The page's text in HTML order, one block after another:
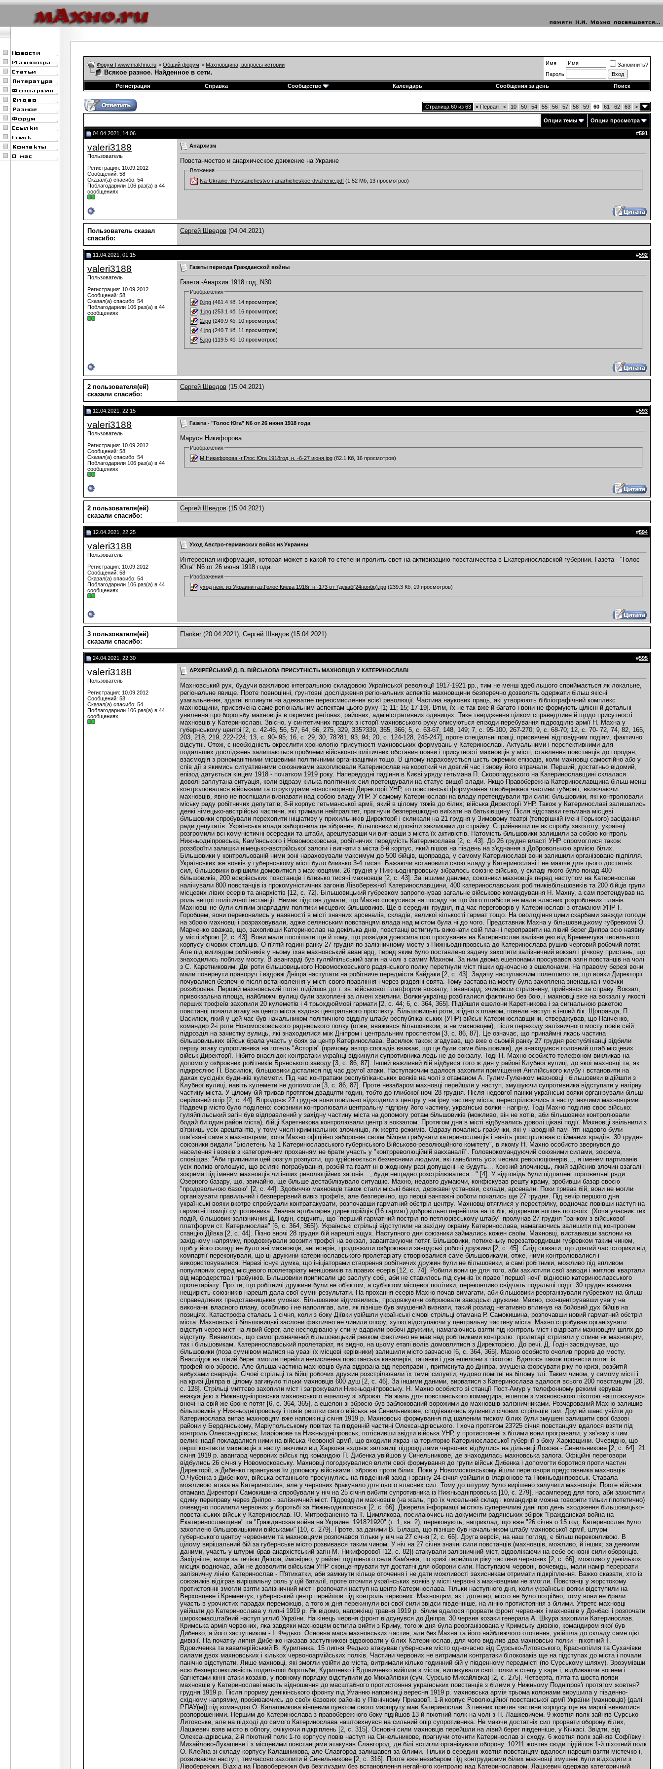
Форум | www.makhno.ru > Общий форум > Махновщина, вопросы истории
Всякое разное. Найденное в сети.
Имя
Запомнить?
Пароль
Регистрация
Справка Сообщество Календарь Сообщения за день Поиск
Страница 60 из 63 « Первая < 10 50 54 55 56 57 58 59 60 61 62 63 >
Опции темы Опции просмотра
04.04.2021, 14:06 #591
valeri3188
Пользователь
Регистрация: 10.09.2012
Сообщений: 58
Сказал(а) спасибо: 54
Поблагодарили 106 раз(а) в 44
сообщениях
Анархизм
Повстанчество и анархическое движение на Украине
Вложения
Na-Ukraine.-Povstanchestvo-i-anarhicheskoe-dvizhenie.pdf (1.52 Мб, 13 просмотров)
Пользователь сказал
cпасибо:
Сергей Шведов (04.04.2021)
11.04.2021, 01:15 #592
valeri3188
Пользователь
Регистрация: 10.09.2012
Сообщений: 58
Сказал(а) спасибо: 54
Поблагодарили 106 раз(а) в 44
сообщениях
Газеты периода Гражданской войны
Газета -Анархия 1918 год, N30
Изображения
0.jpg (461.4 Кб, 14 просмотров)
1.jpg (253.1 Кб, 16 просмотров)
2.jpg (249.9 Кб, 10 просмотров)
4.jpg (240.7 Кб, 11 просмотров)
5.jpg (119.5 Кб, 10 просмотров)
2 пользователя(ей)
сказали cпасибо:
Сергей Шведов (15.04.2021)
12.04.2021, 22:15 #593
valeri3188
Пользователь
Регистрация: 10.09.2012
Сообщений: 58
Сказал(а) спасибо: 54
Поблагодарили 106 раз(а) в 44
сообщениях
Газета - "Голос Юга" N6 от 26 июня 1918 года
Маруся Никифорова.
Изображения
М.Никифорова -г.Глос Юга 1918год. н. -6-27 июня.jpg (82.1 Кб, 16 просмотров)
2 пользователя(ей)
сказали cпасибо:
Сергей Шведов (15.04.2021)
12.04.2021, 22:25 #594
valeri3188
Пользователь
Регистрация: 10.09.2012
Сообщений: 58
Сказал(а) спасибо: 54
Поблагодарили 106 раз(а) в 44
сообщениях
Уход Австро-германских войск из Украины
Интересная информация, которая может в какой-то степени пролить свет на активизацию повстанчества в Екатеринославской губернии. Газета - "Голос
Юга" N6 от 26 июня 1918 года.
Изображения
уход нем. из Украини газ.Голос Киева 1918г. н.-173 от 7декаб(24ноябр).jpg (239.3 Кб, 19 просмотров)
3 пользователя(ей)
сказали cпасибо:
Flanker (20.04.2021), Сергей Шведов (15.04.2021)
24.04.2021, 22:30 #595
valeri3188
Пользователь
Регистрация: 10.09.2012
Сообщений: 58
Сказал(а) спасибо: 54
Поблагодарили 106 раз(а) в 44
сообщениях
АРХІРЕЙСЬКИЙ Д. В. ВІЙСЬКОВА ПРИСУТНІСТЬ МАХНОВЦІВ У КАТЕРИНОСЛАВІ
Махновський рух, будучи важливою інтегральною складовою Української революції 1917-1921 рр., тим не менш здебільшого сприймається як локальне, регіональне явище. Проте повноцінні, ґрунтовні дослідження регіональних аспектів махновщини безперечно дозволять одержати більш якісні узагальнення, здатні вплинути на адекватне переосмислення всієї революції. Частина наукових праць, які утворюють бібліографічний комплекс махновщини, присвячена саме регіональним аспектам цього руху [1; 11; 15; 17-19]. Втім, їх не так вже й багато і вони не формують цілісні й детальні уявлення про боротьбу махновців в окремих регіонах, районах, адміністративних одиницях. Таке твердження цілком справедливе й щодо присутності махновців у Катеринославі. Звісно, у синтетичних працях з історії махновського руху описуються епізоди перебування підрозділів армії Н. Махна у губернському центрі [2, с. 42-46, 56, 57, 64, 66, 275, 329, 335?339, 365, 366; 5, с. 63-67, 148, 149; 7, с. 95-100, 267-270; 9, с. 68-70; 12, с. 70- 72, 74, 82, 165, 203, 218, 219, 222-224; 13, с. 90- 95; 16, с. 29, 30, 78?81, 93, 94; 20, с. 124-128, 245-247], проте спеціальні праці, присвячені відповідним подіям, фактично відсутні. Отож, є необхідність окреслити хронологію присутності махновських формувань у Катеринославі. Актуальними і перспективними для подальших досліджень залишаються проблеми військово-політичних обставин появи і присутності махновців у місті, ставлення повстанців до городян, взаємодія з різноманітними місцевими політичними організаціями тощо. В цілому нараховується шість окремих епізодів, коли махновці самостійно або у спів дії з якимись ситуативними союзниками захоплювали Катеринослав на короткий чи довгий час і знову його втрачали. Перший, достатньо відомий, епізод датується кінцем 1918 - початком 1919 року. Напередодні падіння в Києві уряду гетьмана П. Скоропадського на Катеринославщині склалася доволі заплутана ситуація, коли відразу кілька політичних сил претендували на статус вищої влади. Якщо Правобережна Катеринославщина більш-менш контролювалася військами та структурами новоствореної Директорії УНР, то повстанські формування лівобережної частини губернії, включаючи махновців, явно не поспішали визнавати над собою владу УНР. У самому Катеринославі на владу претендували три сили: більшовики, які контролювали міську раду робітничих депутатів; 8-й корпус гетьманської армії, який в цілому тяжів до білих; війська Директорії УНР. Також у Катеринославі залишались деякі німецько-австрійські частини, які тримали нейтралітет, прагнучи безперешкодно виїхати на батьківщину. Після відставки гетьмана місцеві більшовики спробували перехопити ініціативу у прихильників Директорії і скликали на 21 грудня у Зимовому театрі (теперішній імені Горького) засідання ради депутатів. Українська влада заборонила це зібрання, більшовики відповіли закликами до страйку. Сприйнявши це як спробу заколоту, українці розгромили всі комуністичні осередки та штаби, арештувавши чи вигнавши з міста їх активістів. Натомість більшовики залишили за собою контроль Нижньодніпровська, Кам'янського і Новомосковська, робітничих передмість Катеринослава [2, с. 43]. До 26 грудня власті УНР спромоглися також роззброїти залишки німецько-австрійської залоги і вигнати з міста 8-й корпус, який пішов на південь на з'єднання з Добровольчою армією білих. Більшовики у контрольованій ними зоні нараховували максимум до 500 бійців, щоправда, у самому Катеринославі вони залишили організоване підпілля. Українських же вояків у губернському місті було близько 3-4 тисяч. Бажаючи встановити свою владу у Катеринославі і не маючи для цього достатніх сил, більшовики вирішили домовитися з махновцями. 26 грудня у Нижньодніпровську зібралось союзне військо, у складі якого було понад 400 більшовиків, 200 есерівських повстанців і близько тисячі махновців [2, с. 43]. За іншими даними, союзники махновців перед наступом на Катеринослав налічували 800 повстанців із прокомуністичних загонів Лівобережної Катеринославщини, 400 катеринославських робітниківбільшовиків та 200 бійців групи місцевих лівих есерів та анархістів [12, с. 72]. Більшовицький губревком запропонував загальне військове командування Н. Махну, а сам претендував на роль вищої політичної інстанції. Немає підстав думати, що Махно спокусився на посаду чи що його штабісти не мали власних розроблених планів. Махновці не були сліпим знаряддям політики місцевих більшовиків. Ще в середині грудня, під час переговорів у Катеринославі з отаманом УНР Г. Горобцем, вони переконались у наявності в місті значних арсеналів, складів, великої кількості гармат тощо. На оволодіння цими скарбами завжди голодні на зброю махновці і розраховували, адже селянським повстанцям влада над містом була ні до чого. Представник Махна у більшовицькому губревкомі О. Марченко вважав, що, захопивши Катеринослав на декілька днів, повстанці встигнуть виконати свій план і переправити на лівий берег Дніпра всю наявну у місті зброю [2, с. 43]. Вони мали поспішати ще й тому, що розвідка доносила про просування на Катеринослав залізницею від Кременчука чисельного корпусу січових стрільців. О п'ятій годині ранку 27 грудня по залізничному мосту з Нижньодніпровська до Катеринослава рушив черговий робочий потяг. Але під виглядом робітників у ньому їхав махновський авангард, перед яким було поставлено задачу захопити залізничний вокзал і річкову пристань, що знаходились поблизу мосту. В авангарді був гуляйпільський загін на чолі з самим Махном. За ним двома ешелонами просувався загін повстанців на чолі з С. Каретниковим. Дві роти більшовицького Новомосковського радянського полку перетнули міст пішки одночасно з ешелонами. На правому березі вони мали повернути праворуч і вздовж Дніпра наступати на робітниче передмістя Кайдаки [2, с. 43]. Задачу наступаючим полегшило те, що вояки Директорії почувалися безпечно після встановлення у місті свого правління і через різдвяні свята. Тому застава на мосту була захоплена зненацька і мовчки роззброєна. Перший махновський потяг підійшов до т. зв. військової платформи вокзалу, і авангард, зчинивши стрілянину, прийнявся за справу. Вокзал, привокзальна площа, найближчі вулиці були захоплені за лічені хвилини. Вояки-українці розбігалися фактично без бою, і махновці вже на вокзалі у якості перших трофеїв захопили 20 кулеметів і 4 трьохдюймові гармати [2, с. 44; 6, с. 364, 365]. Підійшли ешелони Каретникова і за сигнальною ракетою повстанці почали атаку на центр міста вздовж центрального проспекту. Більшовицькі роти, згідно з планом, повели наступ в інший бік. Щоправда, П. Василюк, який у цей час був начальником політичного відділу штабу республіканських (УНР) військ Катеринославщини, стверджував, що Панченко, командир 2-ї роти Новомосковського радянського полку (отже, вважався більшовиком, а не махновцем), після переходу залізничного мосту повів свій підрозділ на зачистку вулиць, які знаходилися між Дніпром і центральним проспектом [3, с. 86, 87]. Це означає, що принаймні якась частина більшовицьких військ брала участь у боях за центр Катеринослава. Василюк також згадував, що вже о сьомій ранку 27 грудня республіканці відбили першу атаку супротивника на готель "Асторія" (причому автор спогадів вважає, що це були саме більшовики), де знаходився головний штаб місцевих військ Директорії. Нібито внаслідок контратаки українці відкинули супротивника ледь не до вокзалу. Тоді Н. Махно особисто телефоном викликав на допомогу озброєних робітників Брянського заводу [3, с. 86, 87]. Інший важливий бій відбувся того ж дня у районі Клубної вулиці, до якої махновці та, як підкреслює П. Василюк, більшовики дісталися під час другої атаки. Наступаючим вдалося захопити приміщення Англійського клубу і встановити на дахах сусідніх будинків кулемети. Під час контратаки республіканських вояків на чолі з отаманом А. Гулим-Гуленком махновці і більшовики відійшли з Клубної вулиці, навіть кулемети не допомогли [3, с. 86, 87]. Проте незабаром махновці перейшли у наступ, змушуючи супротивника відступати у нагірну частину міста. У цілому бій тривав протягом двадцяти годин, тобто до глибокої ночі 28 грудня. Після недовгої паніки українські вояки організували більш серйозний опір [2, с. 44]. Впродовж 27 грудня вони повільно відходили з центру у нагірну частину міста, перестрілюючись з наступаючими махновцями. Надвечір місто було поділено: союзники контролювали центральну підгірну його частину, українські вояки - нагірну. Тоді Махно поділив своє військо: гуляйпільський загін був відправлений у західну частину міста на допомогу ротам більшовиків (можливо, він не хотів, аби більшовики контролювали бодай би один район міста), бійці Каретникова контролювали центр з вокзалом. Протягом дня в місті відбувались доволі цікаві події. Махновці звільнили з в'язниць усіх арештантів, у тому числі кримінальних злочинців, як жертв режимів. Одразу почались грабунки, які у народній пам- 'яті надовго були пов'язані саме з махновцями, хоча Махно офіційно забороняв своїм бійцям грабувати катеринославців і навіть розстрілював спійманих крадіїв. 30 грудня союзники видали "Бюлетень № 1 Катеринославського губернського Військово-революційного комітету", в якому Н. Махно особисто звернувся до населення і вояків з категоричним проханням не брати участь у "контрреволюційній вакханалії". Головнокомандуючий союзними силами, зокрема, сповіщав: "Аби припинити цей розгул розпусти, що здійснюється безчесними людьми, які ганьблять усіх чесних революціонерів…, я іменем партизанів усіх полків оголошую, що всілякі пограбування, розбій та ґвалт ні в жодному разі допущені не будуть… Кожний злочинець, який здійснив злочин взагалі і зокрема під іменем махновців чи інших революційних загонів…, буде нещадно розстрілюватися…" [4]. У відповідь були підпалені торговельні ряди Озерного базару, що, звичайно, ще більше дестабілізувало ситуацію. Махно, недовго думаючи, конфіскував решту краму, зробивши базар своєю "продовольчою базою" [2, с. 44]. Здобиччю махновців також стали міські банки, державні установи, склади, арсенали. Поки тривав бій, вони не м